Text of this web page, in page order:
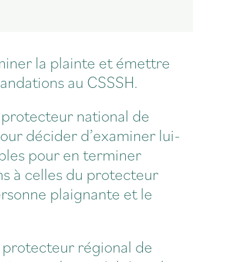
la plainte et émettre
au CSSSH.
national de
décider d’examiner lui-
pour en terminer
à celles du protecteur
plaignante et le
protecteur régional de